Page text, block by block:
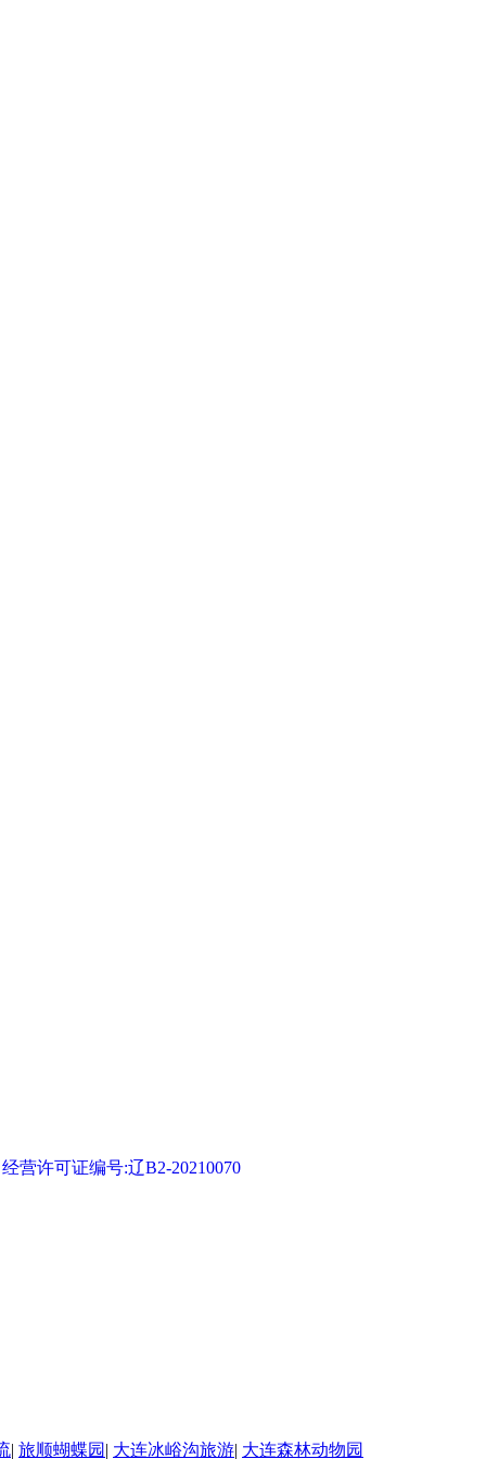
营许可证编号:辽B2-20210070
| 旅顺蝴蝶园 | 大连冰峪沟旅游| 大连森林动物园